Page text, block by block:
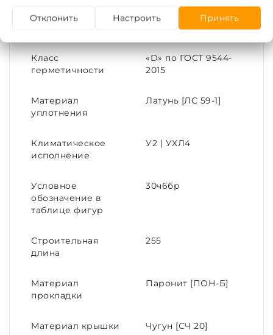
Ручной
Класс
герметичности
«D» по ГОСТ 9544-
2015
Материал
уплотнения
Латунь [ЛС 59-1]
Климатическое
исполнение
У2 | УХЛ4
Условное
обозначение в
таблице фигур
30ч6бр
Строительная
длина
255
Материал
прокладки
Паронит [ПОН-Б]
Материал крышки Чугун [СЧ 20]
Отклонить Настроить Принять